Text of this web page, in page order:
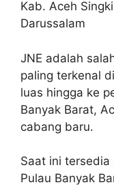
Kab. Aceh
Darussalam
JNE adalah
paling terkenal
luas hingga ke
Banyak Barat,
cabang baru.
Saat ini tersedia
Pulau Banyak